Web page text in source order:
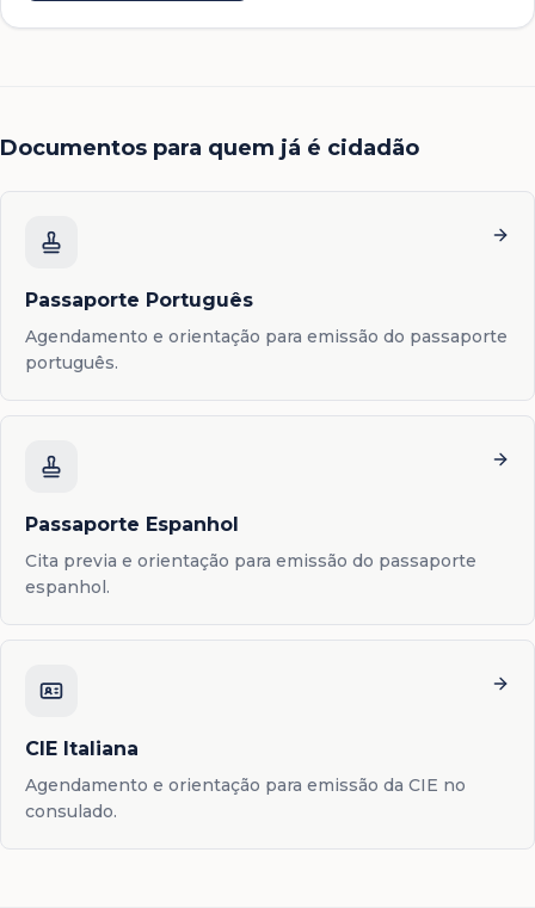
Documentos para quem já é cidadão
Passaporte Português
Agendamento e orientação para emissão do passaporte
português.
Passaporte Espanhol
Cita previa e orientação para emissão do passaporte
espanhol.
CIE Italiana
Agendamento e orientação para emissão da CIE no
consulado.